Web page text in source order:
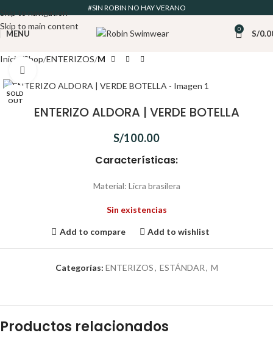
Skip to main content
#SIN ROBIN NO HAY VERANO
MENU 0 S/
Inicio Shop ENTERIZOS M
SOLD
OUT
ENTERIZO ALDORA | VERDE BOTELLA
S/100.00
Características:
Material: Licra brasilera
Sin existencias
Add to compare Add to wishlist
Categorías: ENTERIZOS, ESTÁNDAR, M
Productos relacionados